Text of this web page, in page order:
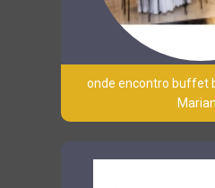
onde encontro buffet